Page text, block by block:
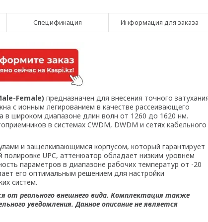
Спецификация Информация для заказа
Female) предназначен для внесения точного
с ионным легированием в качестве рассеивающего
в широком диапазоне длин волн от 1260 до 1620 нм.
в системах CWDM, DWDM и сетях кабельного
и защелкивающимся корпусом, который гарантирует
UPC, аттенюатор обладает низким уровнем
параметров в диапазоне рабочих температур от -20
его оптимальным решением для настройки
систем.
реального внешнего вида. Комплектация также
уведомления. Данное описание не является